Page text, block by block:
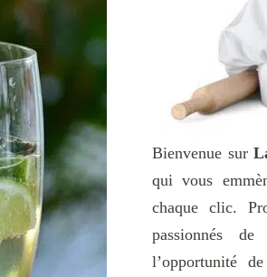
Bienvenue sur
qui vous
chaque clic.
passionnés
l’opportunité